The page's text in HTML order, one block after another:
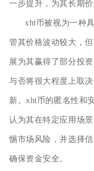
一步提升，为其长期价
xht币被视为一种
管其价格波动较大，
展为其赢得了部分投
与否将很大程度上取
新。xht币的匿名性和
认为其在特定应用场
惕市场风险，并选择
确保资金安全。